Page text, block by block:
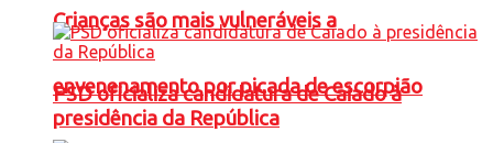
Crianças são mais vulneráveis a
envenenamento por picada de escorpião
PSD oficializa candidatura de Caiado à
presidência da República